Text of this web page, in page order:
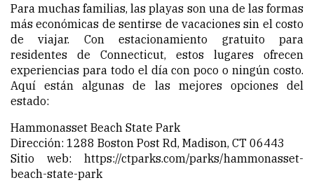
Para muchas familias, las playas son una de las formas
más económicas de sentirse de vacaciones sin el costo
de viajar. Con estacionamiento gratuito para
residentes de Connecticut, estos lugares ofrecen
experiencias para todo el día con poco o ningún costo.
Aquí están algunas de las mejores opciones del
estado:
Hammonasset Beach State Park
Dirección: 1288 Boston Post Rd, Madison, CT 06443
Sitio web: https://ctparks.com/parks/hammonasset-
beach-state-park